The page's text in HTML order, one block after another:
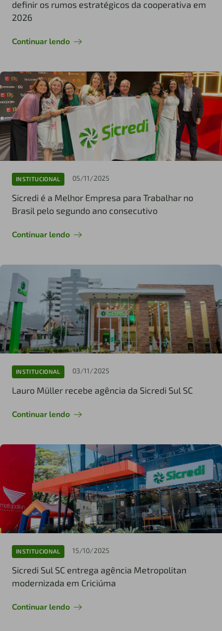
definir os rumos estratégicos da cooperativa em
2026
Continuar lendo
INSTITUCIONAL 05/11/2025
Sicredi é a Melhor Empresa para Trabalhar no
Brasil pelo segundo ano consecutivo
Continuar lendo
INSTITUCIONAL 03/11/2025
Lauro Müller recebe agência da Sicredi Sul SC
Continuar lendo
INSTITUCIONAL 15/10/2025
Sicredi Sul SC entrega agência Metropolitan
modernizada em Criciúma
Continuar lendo